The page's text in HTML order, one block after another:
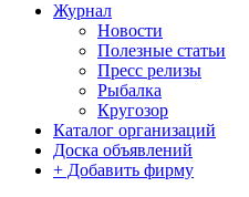
Журнал
Новости
Полезные статьи
Пресс релизы
Рыбалка
Кругозор
Каталог организаций
Доска объявлений
+ Добавить фирму